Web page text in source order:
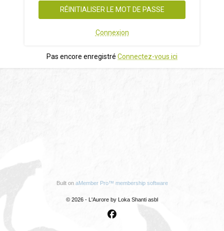
Connexion
Pas encore enregistré Connectez-vous ici
Built on aMember Pro™ membership software
© 2026 - L'Aurore by Loka Shanti asbl